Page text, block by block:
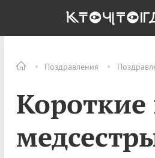
Поздравления
ОБЩЕСТВО